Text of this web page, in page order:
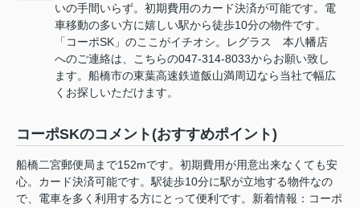
いの手間いらず。初期費用のカード決済が可能です。電
車移動の多い方に嬉しい駅から徒歩10分の物件です。
「コーポSK」のここがイチオシ。レグラス 本八幡店
へのご連絡は、こちらの047-314-8033からお願い致し
ます。船橋市の東葉高速鉄道飯山満周辺なら当社で幅広
くお探しいただけます。
コーポSKのコメント(おすすめポイント)
船橋二宮郵便局まで152mです。初期費用が用意出来なくても安
心。カード決済可能です。駅徒歩10分に駅が立地する物件なの
で、電車を多く利用する方にとって便利です。新着情報：コーポ